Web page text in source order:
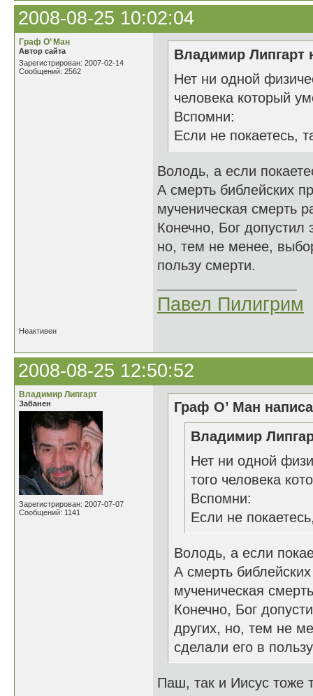
2008-08-25 10:02:04
Граф О’ Ман
Автор сайта
Зарегистрирован: 2007-02-14
Сообщений: 2562
Владимир Липгарт
Нет ни одной
человека который
Вспомни:
Если не покаетесь,
Володь, а если
А смерть библейских
мученическая смерть
Конечно, Бог допустил
но, тем не менее,
пользу смерти.
Павел Пилигрим
Неактивен
2008-08-25 12:50:52
Владимир Липгарт
Забанен
Зарегистрирован: 2007-07-07
Сообщений: 1141
Граф О’ Ман
Владимир
Нет ни одной
того человека
Вспомни:
Если не
Володь, а если
А смерть
мученическая
Конечно, Бог
других, но, тем не
сделали его в
Паш, так и Иисус тоже